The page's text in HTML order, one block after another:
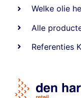
Welke olie
Alle
Referenties